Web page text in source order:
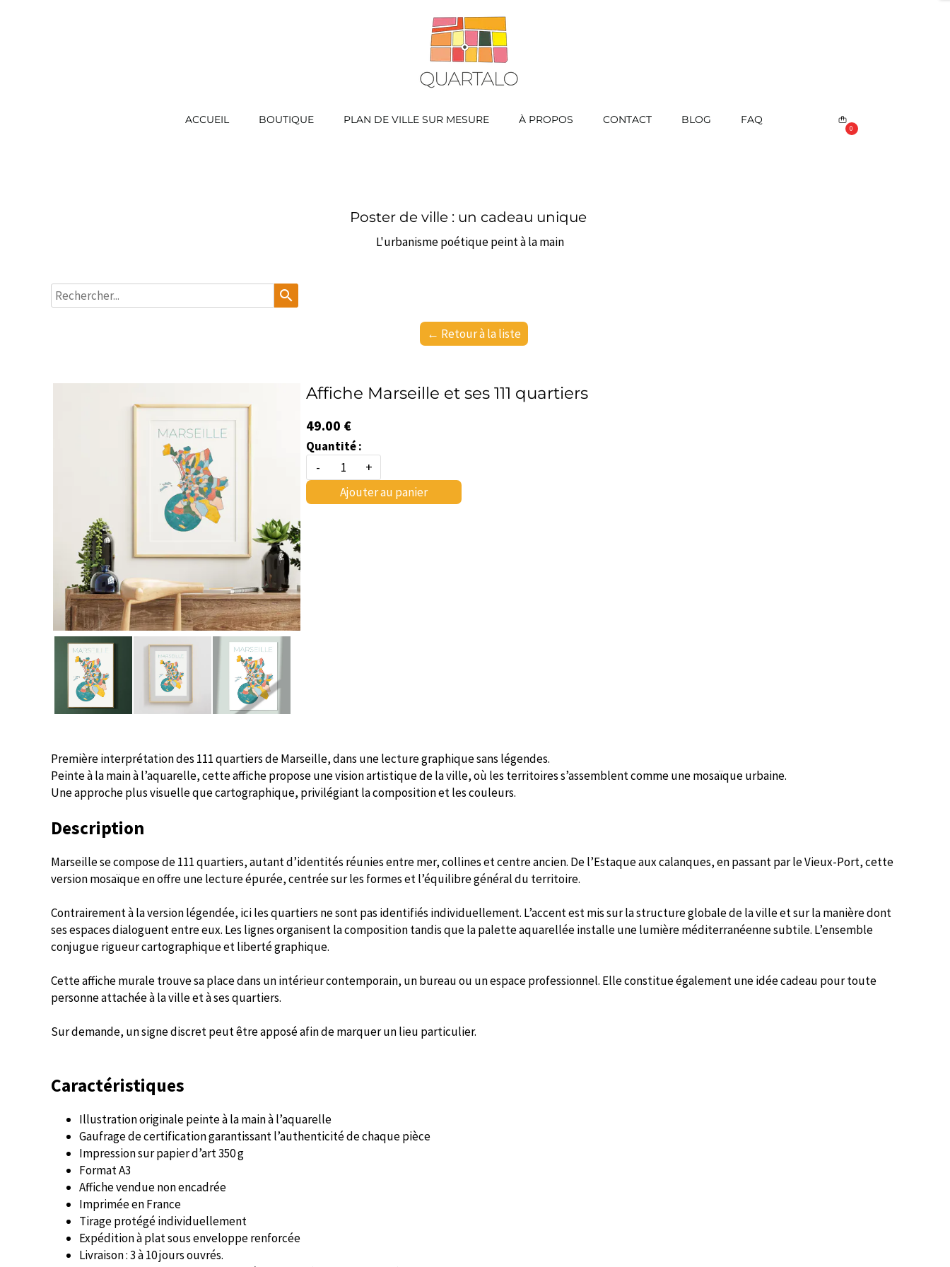
ACCUEIL BOUTIQUE PLAN DE VILLE SUR MESURE À PROPOS CONTACT BLOG FAQ
0
Poster de ville : un cadeau unique
L'urbanisme poétique peint à la main
search
← Retour à la liste
Affiche Marseille et ses 111 quartiers
49.00 €
Quantité :
- +
Ajouter au panier
Première interprétation des 111 quartiers de Marseille, dans une lecture graphique sans légendes.
Peinte à la main à l’aquarelle, cette affiche propose une vision artistique de la ville, où les territoires s’assemblent comme une mosaïque urbaine.
Une approche plus visuelle que cartographique, privilégiant la composition et les couleurs.
Description
Marseille se compose de 111 quartiers, autant d’identités réunies entre mer, collines et centre ancien. De l’Estaque aux calanques, en passant par le Vieux-Port, cette
version mosaïque en offre une lecture épurée, centrée sur les formes et l’équilibre général du territoire.
Contrairement à la version légendée, ici les quartiers ne sont pas identifiés individuellement. L’accent est mis sur la structure globale de la ville et sur la manière dont
ses espaces dialoguent entre eux. Les lignes organisent la composition tandis que la palette aquarellée installe une lumière méditerranéenne subtile. L’ensemble
conjugue rigueur cartographique et liberté graphique.
Cette affiche murale trouve sa place dans un intérieur contemporain, un bureau ou un espace professionnel. Elle constitue également une idée cadeau pour toute
personne attachée à la ville et à ses quartiers.
Sur demande, un signe discret peut être apposé afin de marquer un lieu particulier.
Caractéristiques
Illustration originale peinte à la main à l’aquarelle
Gaufrage de certification garantissant l’authenticité de chaque pièce
Impression sur papier d’art 350 g
Format A3
Affiche vendue non encadrée
Imprimée en France
Tirage protégé individuellement
Expédition à plat sous enveloppe renforcée
Livraison : 3 à 10 jours ouvrés.